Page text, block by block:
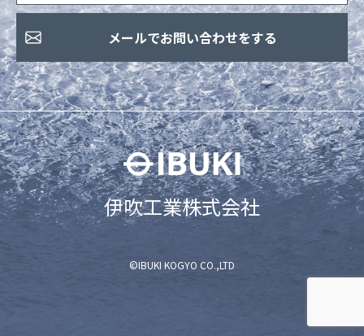
メールでお問い合わせをする
伊吹工業株式会社
©IBUKI KOGYO CO.,LTD